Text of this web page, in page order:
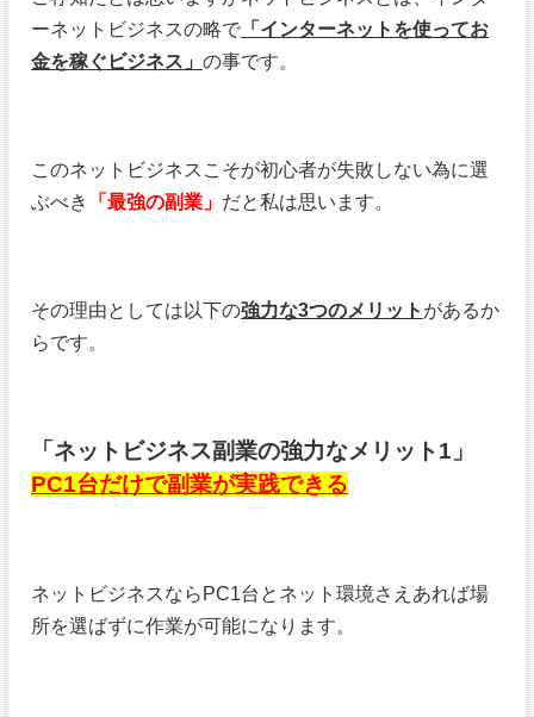
ーネットビジネスの略で 「インターネットを使ってお
金を稼ぐビジネス」の事です。
このネットビジネスこそが初心者が失敗しない為に選
ぶべき
「最強の副業」 だと私は思います。
その理由としては以下の強力な3つのメリット があるか
らです。
「ネットビジネス副業の強力なメリット1」
PC1台だけで副業が実践できる
ネットビジネスならPC1台とネット環境さえあれば場
所を選ばずに作業が可能になります。